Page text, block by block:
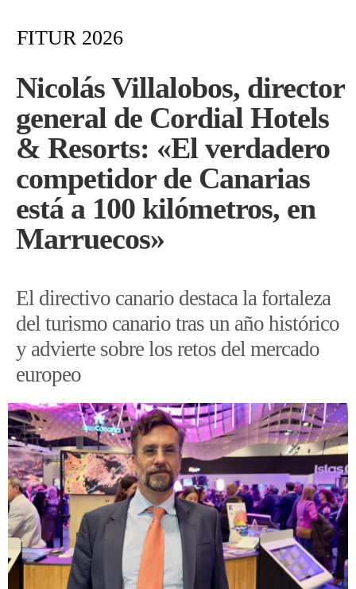
FITUR 2026
Nicolás Villalobos, director
general de Cordial Hotels
& Resorts: «El verdadero
competidor de Canarias
está a 100 kilómetros, en
Marruecos»
El directivo canario destaca la fortaleza
del turismo canario tras un año histórico
y advierte sobre los retos del mercado
europeo